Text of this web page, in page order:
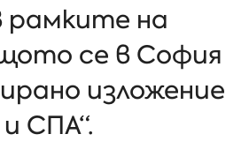
рамките на
се в София
изложение
СПА“.